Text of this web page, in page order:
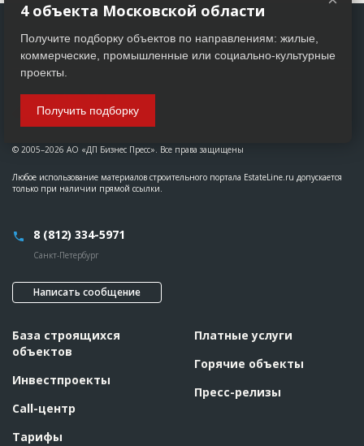
© 2005–2026 АО «ДП Бизнес Пресс». Все права защищены
Любое использование материалов строительного портала EstateLine.ru допускается
только при наличии прямой ссылки.
8 (812) 334-5971
Санкт-Петербург
Написать сообщение
База строящихся
объектов
Инвестпроекты
Call-центр
Тарифы
Платные услуги
Горячие объекты
Пресс-релизы
4 объекта Московской области
Получите подборку объектов по направлениям: жилые,
коммерческие, промышленные или социально-культурные
проекты.
Получить подборку